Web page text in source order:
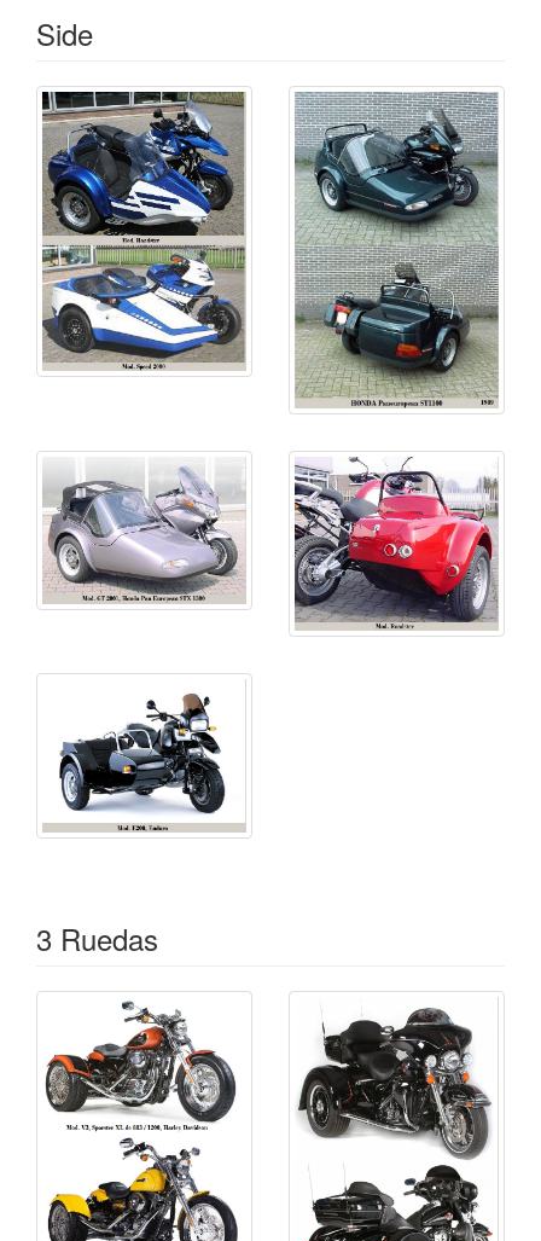
• GT Twin: con 2 ruedas en el side, la delantera gira
de forma solidaria con la dirección
• Speed 2000
Side
3 Ruedas